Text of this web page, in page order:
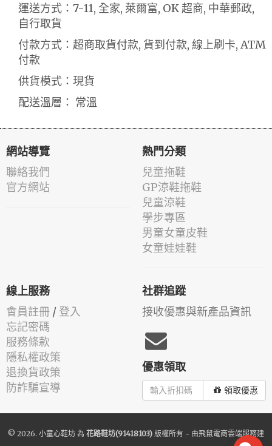
運送方式：7-11, 全家, 萊爾富, OK 超商, 中華郵政,
自行取貨
付款方式：超商取貨付款, 貨到付款, 線上刷卡, ATM
付款
供貨模式：現貨
配送溫層： 常溫
網站導覽
聯絡我們
官方網站
熱門分類
兒童拖鞋
GP涼鞋拖鞋
兒童涼鞋
學步專區
男童女童皮鞋
女童娃娃鞋
線上服務
會員註冊 / 登入
忘記密碼
服務條款
隱私權政策
退換貨政策
防詐騙宣導
社群追蹤
接收優惠與新產品資訊
優惠領取
領取優惠
© 2026. 小童心鞋坊 為 花路鞋坊(91418103) 版權所有 - 由飛鼠電商雲端服務建